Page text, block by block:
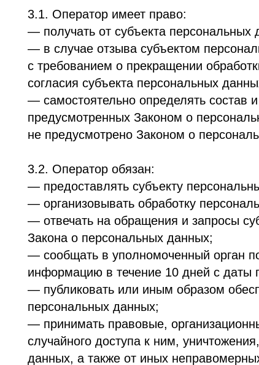
3.2. Оператор обязан:
— предоставлять субъекту персональных
— организовывать обработку
— отвечать на обращения и запросы
Закона о персональных данных;
— сообщать в уполномоченный орган по
информацию в течение 10 дней с даты
— публиковать или иным образом
персональных данных;
случайного доступа к ним, уничтожения,
данных, а также от иных неправомерных
— прекратить передачу (распространение,
персональные данные в порядке и
— исполнять иные обязанности,
4. Основные права и обязанности
4.1. Субъекты персональных данных имеют
— получать информацию, касающуюся
федеральными законами. Сведения
должны содержаться персональные
когда имеются законные основания для